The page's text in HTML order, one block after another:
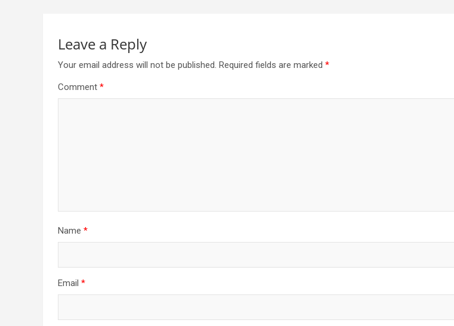
Leave a Reply
Your email address will not be published. Required fields are marked *
Comment *
Name *
Email *